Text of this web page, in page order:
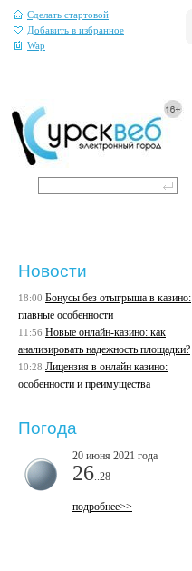
Сделать стартовой
Добавить в избранное
Wap
Новости
18:00 Бонусы без отыгрыша в казино:
главные особенности
11:56 Новые онлайн-казино: как
анализировать надежность площадки?
10:28 Лицензия в онлайн казино:
особенности и преимущества
Погода
20 июня 2021 года
26 ..28
подробнее>>